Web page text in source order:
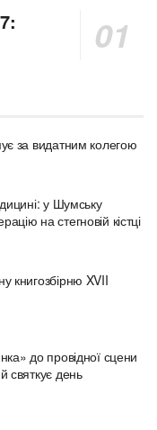
за видатним колегою
у Шумську
на стегновій кістці
книгозбірню XVII
до провідної сцени
святкує день